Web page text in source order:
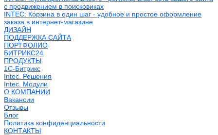
с продвижением в поисковиках
INTEC: Корзина в один шаг - удобное и простое оформление
заказа в интернет-магазине
ДИЗАЙН
ПОДДЕРЖКА САЙТА
ПОРТФОЛИО
БИТРИКС24
ПРОДУКТЫ
1С-Битрикс
Intec. Решения
Intec. Модули
О КОМПАНИИ
Вакансии
Отзывы
Блог
Политика конфиденциальности
КОНТАКТЫ